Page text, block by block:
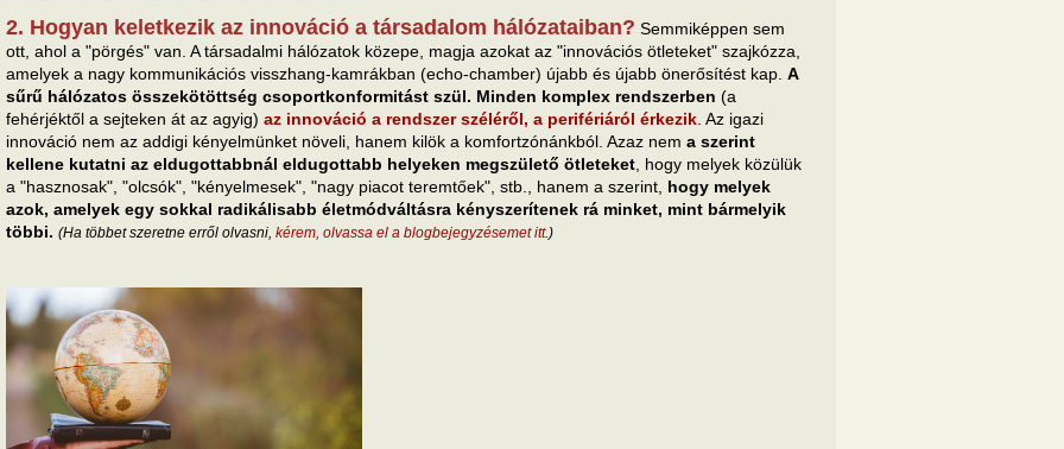
2. Hogyan keletkezik az innováció a társadalom hálózataiban? Semmiképpen sem
ott, ahol a "pörgés" van. A társadalmi hálózatok közepe, magja azokat az "innovációs ötleteket" szajkózza,
amelyek a nagy kommunikációs visszhang-kamrákban (echo-chamber) újabb és újabb önerősítést kap. A
sűrű hálózatos összekötöttség csoportkonformitást szül. Minden komplex rendszerben (a
fehérjéktől a sejteken át az agyig) az innováció a rendszer széléről, a perifériáról érkezik . Az igazi
innováció nem az addigi kényelmünket növeli, hanem kilök a komfortzónánkból. Azaz nem a szerint
kellene kutatni az eldugottabbnál eldugottabb helyeken megszülető ötleteket , hogy melyek közülük
a "hasznosak", "olcsók", "kényelmesek", "nagy piacot teremtőek", stb., hanem a szerint, hogy melyek
azok, amelyek egy sokkal radikálisabb életmódváltásra kényszerítenek rá minket, mint bármelyik
többi. (Ha többet szeretne erről olvasni, kérem, olvassa el a blogbejegyzésemet itt.)